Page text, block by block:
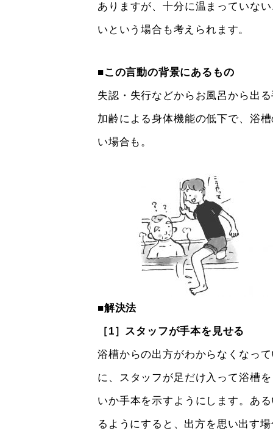
ありますが、十分に温まっていな
いという場合も考えられます。
■この言動の背景にあるもの
失認・失行などからお風呂から出
加齢による身体機能の低下で、浴
い場合も。
■解決法
［1］スタッフが手本を見せる
浴槽からの出方がわからなくなっ
に、スタッフが足だけ入って浴槽
いか手本を示すようにします。あ
るようにすると、出方を思い出す